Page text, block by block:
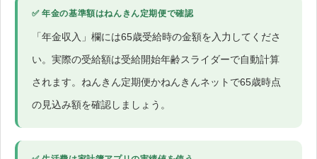
✅ 年金の基準額はねんきん定期便で確認
「年金収入」欄には65歳受給時の金額を入力してくださ
い。実際の受給額は受給開始年齢スライダーで自動計算
されます。ねんきん定期便かねんきんネットで65歳時点
の見込み額を確認しましょう。